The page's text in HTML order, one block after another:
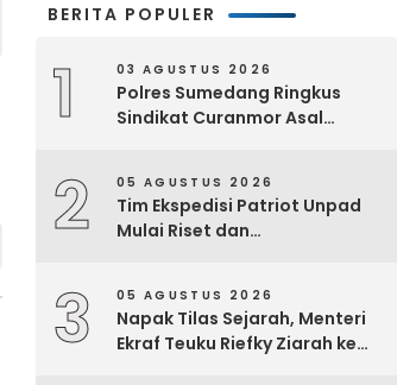
BERITA POPULER
1 03 AGUSTUS 2026
Polres Sumedang Ringkus
Sindikat Curanmor Asal
2 05 AGUSTUS 2026
Tim Ekspedisi Patriot Unpad
Mulai Riset dan
Tomage, Fakfak
3 05 AGUSTUS 2026
Napak Tilas Sejarah, Menteri
Ekraf Teuku Riefky Ziarah ke